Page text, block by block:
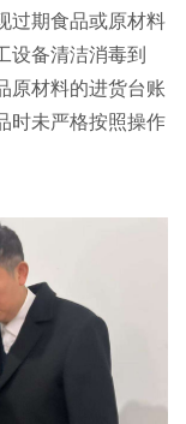
过期食品或原材料
设备清洁消毒到
原材料的进货台账
时未严格按照操作